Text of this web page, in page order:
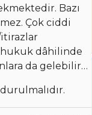
Bazı
Çok ciddi
hukuk dâhilinde
da gelebilir…